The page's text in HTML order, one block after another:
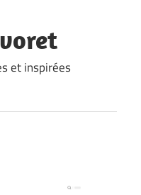
et inspirées